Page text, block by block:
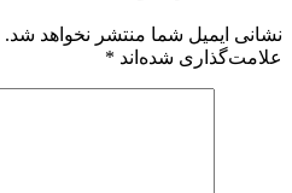
نشانی ایمیل شما منتشر نخواهد شد.
علامت‌گذاری شده‌اند *